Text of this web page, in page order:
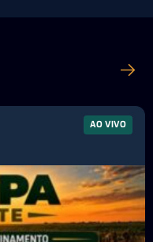
AO VIVO